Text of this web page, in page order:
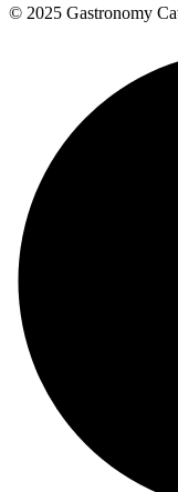
© 2025 Gastronomy